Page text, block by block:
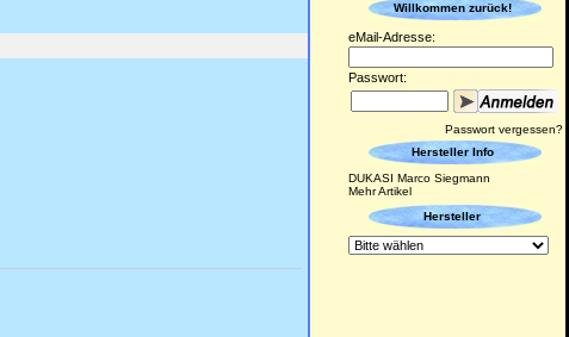
Willkommen zurück!
eMail-Adresse:
Passwort:
Passwort vergessen?
Hersteller Info
DUKASI Marco Siegmann
Mehr Artikel
Hersteller